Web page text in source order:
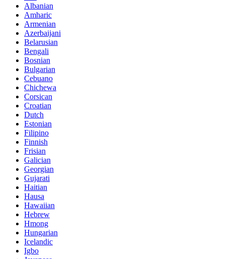
Albanian
Amharic
Armenian
Azerbaijani
Belarusian
Bengali
Bosnian
Bulgarian
Cebuano
Chichewa
Corsican
Croatian
Dutch
Estonian
Filipino
Finnish
Frisian
Galician
Georgian
Gujarati
Haitian
Hausa
Hawaiian
Hebrew
Hmong
Hungarian
Icelandic
Igbo